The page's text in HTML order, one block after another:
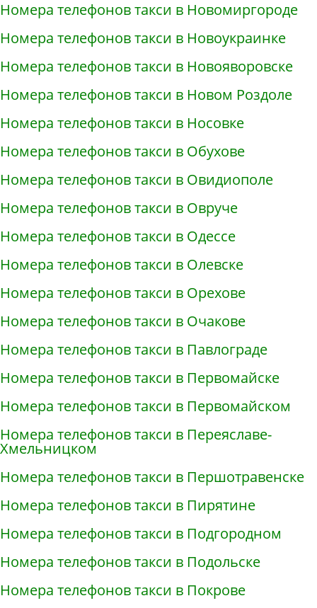
Номера телефонов такси в Новомиргороде
Номера телефонов такси в Новоукраинке
Номера телефонов такси в Новояворовске
Номера телефонов такси в Новом Роздоле
Номера телефонов такси в Носовке
Номера телефонов такси в Обухове
Номера телефонов такси в Овидиополе
Номера телефонов такси в Овруче
Номера телефонов такси в Одессе
Номера телефонов такси в Олевске
Номера телефонов такси в Орехове
Номера телефонов такси в Очакове
Номера телефонов такси в Павлограде
Номера телефонов такси в Первомайске
Номера телефонов такси в Первомайском
Номера телефонов такси в Переяславе-
Хмельницком
Номера телефонов такси в Першотравенске
Номера телефонов такси в Пирятине
Номера телефонов такси в Подгородном
Номера телефонов такси в Подольске
Номера телефонов такси в Покрове